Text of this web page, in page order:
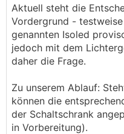
Aktuell steht die
Vordergrund -
genannten Isoled
jedoch mit dem
daher die Frage.
Zu unserem Ablauf:
können die
der Schaltschrank
in Vorbereitung).